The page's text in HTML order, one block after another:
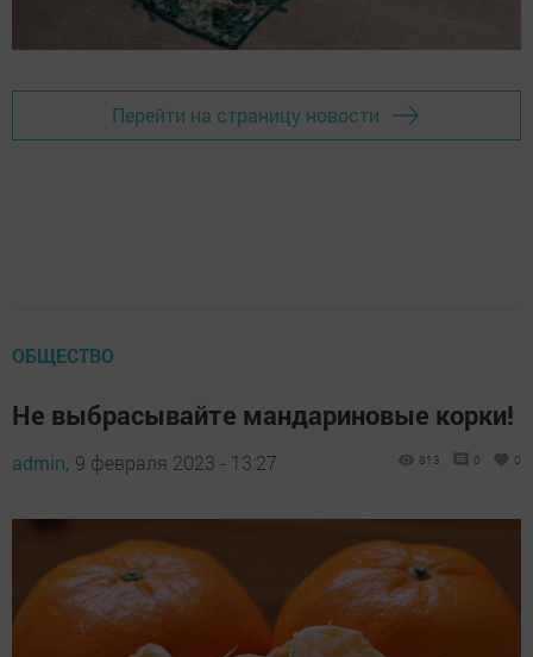
Перейти на страницу новости
ОБЩЕСТВО
Не выбрасывайте мандариновые корки!
admin, 9 февраля 2023 - 13:27 813 0 0